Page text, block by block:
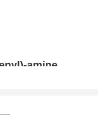
amine
力